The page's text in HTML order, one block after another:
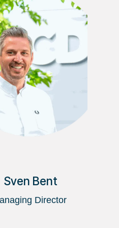
Sven Bent
Director